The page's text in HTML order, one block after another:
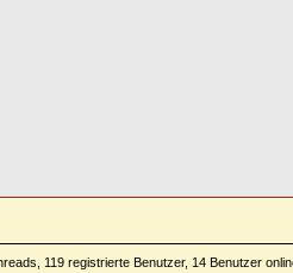
119 registrierte Benutzer, 14 Benutzer